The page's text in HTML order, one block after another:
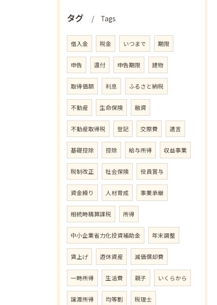
タグ Tags
借入金 税金 いつまで 期限
申告 還付 申告期限 建物
取得価額 利息 ふるさと納税
不動産 生命保険 融資
不動産取得税 登記 交際費 遺言
基礎控除 控除 給与所得 収益事業
税制改正 社会保険 役員賞与
資金繰り 人材育成 事業承継
相続時精算課税 所得
中小企業省力化投資補助金 年末調整
賃上げ 遊休資産 減価償却費
一時所得 生活費 親子 いくらから
譲渡所得 均等割 税理士